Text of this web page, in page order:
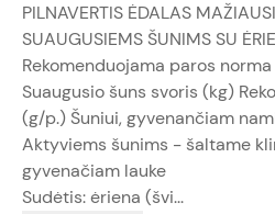
PILNAVERTIS ĖDALAS
SUAUGUSIEMS ŠUNIMS SU
Rekomenduojama paros
Suaugusio šuns svoris (kg)
(g/p.) Šuniui, gyvenančiam
Aktyviems šunims - šaltame
gyvenačiam lauke
Sudėtis: ėriena (švi...